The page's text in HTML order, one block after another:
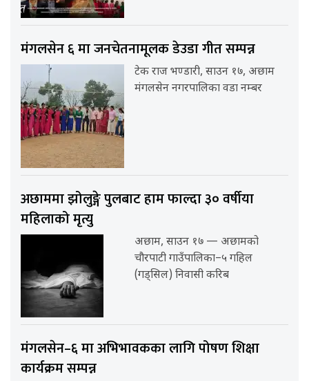
मंगलसेन ६ मा जनचेतनामूलक डेउडा गीत सम्पन्न
टेक राज भण्डारी, साउन १७, अछाम
मंगलसेन नगरपालिका वडा नम्बर
अछाममा झोलुङ्गे पुलबाट हाम फाल्दा ३० वर्षीया
महिलाको मृत्यु
अछाम, साउन १७ — अछामको
चौरपाटी गाउँपालिका–५ गहिल
(गड्सिल) निवासी करिब
मंगलसेन–६ मा अभिभावकका लागि पोषण शिक्षा
कार्यक्रम सम्पन्न